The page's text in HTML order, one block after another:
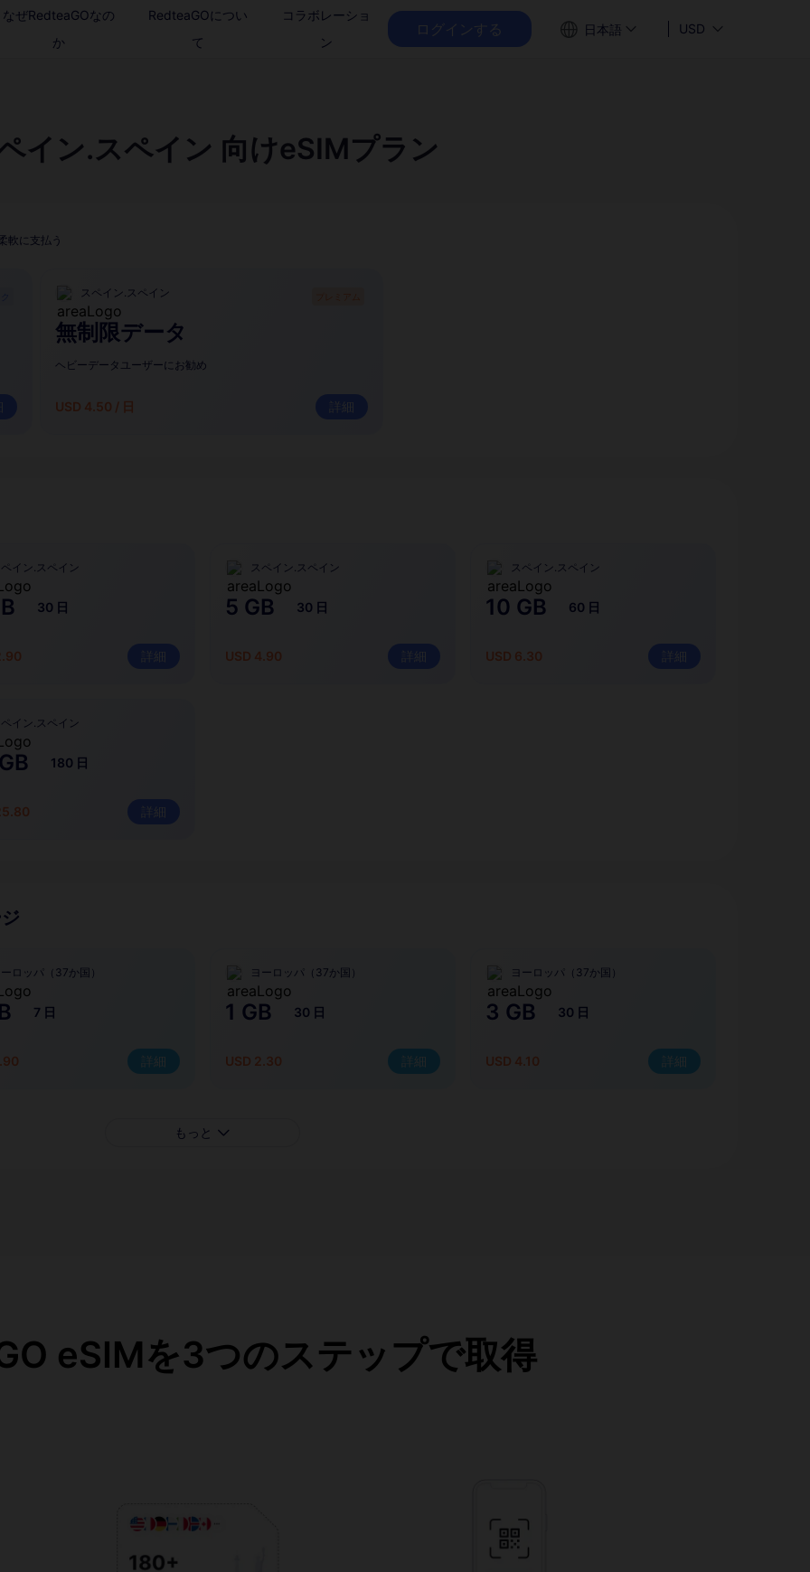
なぜRedteaGOなの
か
RedteaGOについ
て
コラボレーショ
ン
ログインする 日本語 USD
イン.スペイン 向けeSIMプラン
軟に支払う
スペイン.スペイン
無制限データ
ヘビーデータユーザーにお勧め
USD 4.50 / 日 詳細
イン.スペイン
30 日
詳細
スペイン.スペイン
5 GB 30 日
USD 4.90 詳細
スペイン.スペイン
10 GB 60 日
USD 6.30 詳細
イン.スペイン
180 日
詳細
ロッパ（37か国）
7 日
詳細
ヨーロッパ（37か国）
1 GB 30 日
USD 2.30 詳細
ヨーロッパ（37か国）
3 GB 30 日
USD 4.10 詳細
もっと
eSIMを3つのステップで取得